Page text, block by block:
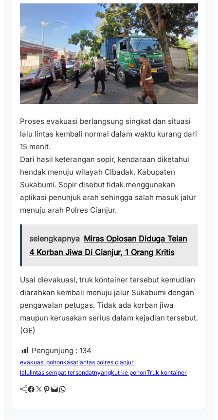
Proses evakuasi berlangsung singkat dan situasi
lalu lintas kembali normal dalam waktu kurang dari
15 menit.
Dari hasil keterangan sopir, kendaraan diketahui
hendak menuju wilayah Cibadak, Kabupaten
Sukabumi. Sopir disebut tidak menggunakan
aplikasi penunjuk arah sehingga salah masuk jalur
menuju arah Polres Cianjur.
selengkapnya Miras Oplosan Diduga Telan
4 Korban Jiwa Di Cianjur, 1 Orang Kritis
Usai dievakuasi, truk kontainer tersebut kemudian
diarahkan kembali menuju jalur Sukabumi dengan
pengawalan petugas. Tidak ada korban jiwa
maupun kerusakan serius dalam kejadian tersebut.
(GE)
Pengunjung : 134
evakuasi pohonkasatlantas polres cianjur
lalulintas sempat tersendatnyangkut ke pohonTruk kontainer
Facebook Twitter Pinterest Mail WhatsApp